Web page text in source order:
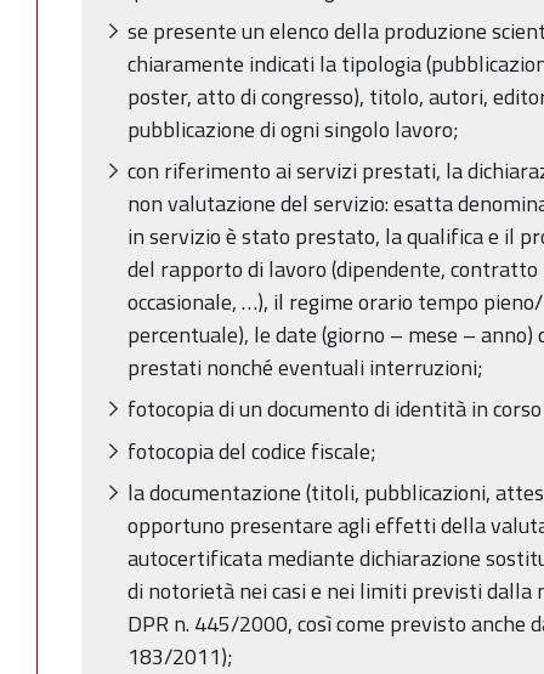
se presente un elenco della produzione
chiaramente indicati la tipologia
poster, atto di congresso), titolo, autori,
pubblicazione di ogni singolo lavoro;
con riferimento ai servizi prestati, la
non valutazione del servizio: esatta
in servizio è stato prestato, la qualifica e il
del rapporto di lavoro (dipendente,
occasionale, …), il regime orario tempo
percentuale), le date (giorno – mese – anno)
prestati nonché eventuali interruzioni;
fotocopia di un documento di identità in
fotocopia del codice fiscale;
la documentazione (titoli, pubblicazioni,
opportuno presentare agli effetti della
autocertificata mediante dichiarazione
di notorietà nei casi e nei limiti previsti
DPR n. 445/2000, così come previsto anche
183/2011);